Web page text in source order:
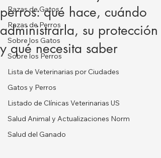
Razas de Gatos
Razas de Perros
Sobre los Gatos
Sobre los Perros
Lista de Veterinarias por Ciudades
Gatos y Perros
Listado de Clínicas Veterinarias US
Salud Animal y Actualizaciones Norm
Salud del Ganado
perros: qué hace, cuándo
administrarla, su protección
y qué necesita saber